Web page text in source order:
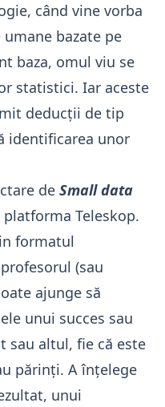
când vine vorba
bazate pe
baza, omul viu se
statistici. Iar aceste
deducții de tip
identificarea unor
de Small data
Teleskop.
formatul
(sau
ajunge să
unui succes sau
sau altul, fie că este
părinți. A înțelege
unui